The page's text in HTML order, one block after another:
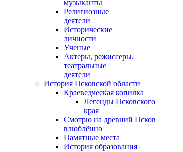
музыканты
Религиозные
деятели
Исторические
личности
Ученые
Актеры, режиссеры,
театральные
деятели
История Псковской области
Краеведческая копилка
Легенды Псковского
края
Смотрю на древний Псков
влюблённо
Памятные места
История образования